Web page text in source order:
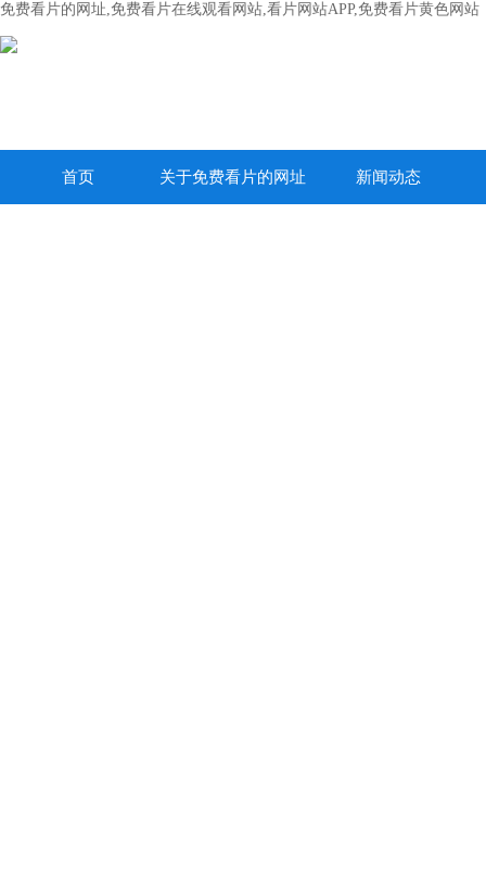
免费看片的网址,免费看片在线观看网站,看片网站APP,免费看片黄色网站
首页 关于免费看片的网址 新闻动态